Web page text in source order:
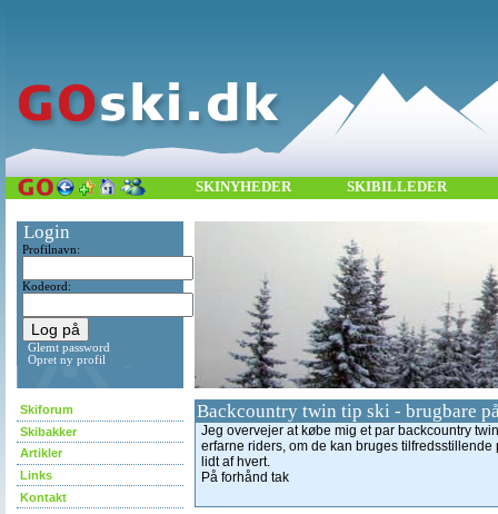
SKINYHEDER SKIBILLEDER
Login
Profilnavn:
Kodeord:
Glemt password
Opret ny profil
Skiforum
Skibakker
Artikler
Links
Kontakt
Backcountry twin tip ski - brugbare
Jeg overvejer at købe mig et par backcountry
erfarne riders, om de kan bruges
lidt af hvert.
På forhånd tak